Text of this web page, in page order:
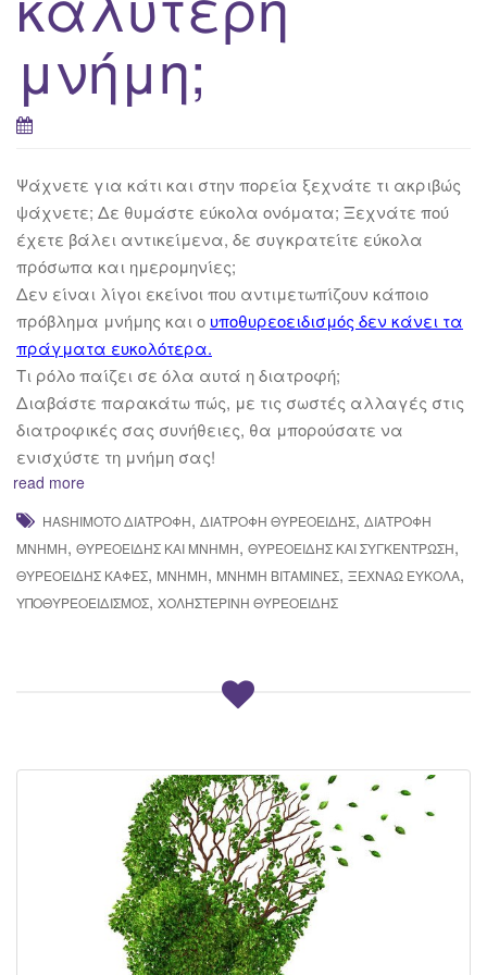
μνήμη;
Ψάχνετε για κάτι και στην πορεία ξεχνάτε τι ακριβώς
ψάχνετε; Δε θυμάστε εύκολα ονόματα; Ξεχνάτε πού
έχετε βάλει αντικείμενα, δε συγκρατείτε εύκολα
πρόσωπα και ημερομηνίες;
Δεν είναι λίγοι εκείνοι που αντιμετωπίζουν κάποιο
πρόβλημα μνήμης και ο υποθυρεοειδισμός δεν κάνει τα
πράγματα ευκολότερα.
Τι ρόλο παίζει σε όλα αυτά η διατροφή;
Διαβάστε παρακάτω πώς, με τις σωστές αλλαγές στις
διατροφικές σας συνήθειες, θα μπορούσατε να
ενισχύστε τη μνήμη σας!
read more
HASHIMOTO ΔΙΑΤΡΟΦΉ, ΔΙΑΤΡΟΦΉ ΘΥΡΕΟΕΙΔΉΣ, ΔΙΑΤΡΟΦΉ
ΜΝΉΜΗ, ΘΥΡΕΟΕΙΔΉΣ ΚΑΙ ΜΝΉΜΗ, ΘΥΡΕΟΕΙΔΉΣ ΚΑΙ ΣΥΓΚΈΝΤΡΩΣΗ,
ΘΥΡΕΟΕΙΔΉΣ ΚΑΦΈΣ, ΜΝΉΜΗ, ΜΝΉΜΗ ΒΙΤΑΜΊΝΕΣ, ΞΕΧΝΆΩ ΕΎΚΟΛΑ,
ΥΠΟΘΥΡΕΟΕΙΔΙΣΜΌΣ, ΧΟΛΗΣΤΕΡΊΝΗ ΘΥΡΕΟΕΙΔΉΣ